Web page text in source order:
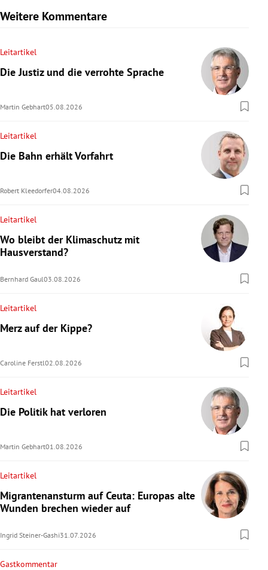
Weitere Kommentare
Leitartikel
Die Justiz und die verrohte Sprache
Martin Gebhart05.08.2026
Leitartikel
Die Bahn erhält Vorfahrt
Robert Kleedorfer04.08.2026
Leitartikel
Wo bleibt der Klimaschutz mit
Hausverstand?
Bernhard Gaul03.08.2026
Leitartikel
Merz auf der Kippe?
Caroline Ferstl02.08.2026
Leitartikel
Die Politik hat verloren
Martin Gebhart01.08.2026
Leitartikel
Migrantenansturm auf Ceuta: Europas alte
Wunden brechen wieder auf
Ingrid Steiner-Gashi31.07.2026
Gastkommentar